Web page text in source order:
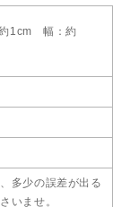
1cm 幅：約
多少の誤差が出る
いませ。